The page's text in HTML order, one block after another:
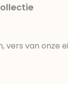
vers van onze